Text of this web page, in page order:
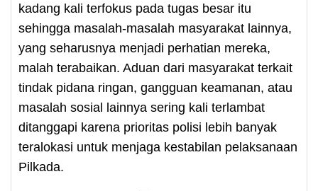
kadang kali terfokus pada tugas besar itu
sehingga masalah-masalah masyarakat lainnya,
yang seharusnya menjadi perhatian mereka,
malah terabaikan. Aduan dari masyarakat terkait
tindak pidana ringan, gangguan keamanan, atau
masalah sosial lainnya sering kali terlambat
ditanggapi karena prioritas polisi lebih banyak
teralokasi untuk menjaga kestabilan pelaksanaan
Pilkada.